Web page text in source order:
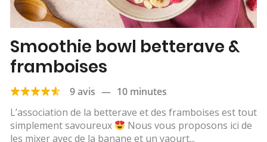
Smoothie bowl betterave &
framboises
9 avis — 10 minutes
L’association de la betterave et des framboises est tout
simplement savoureux
Nous vous proposons ici de
les mixer avec de la banane et un yaourt...